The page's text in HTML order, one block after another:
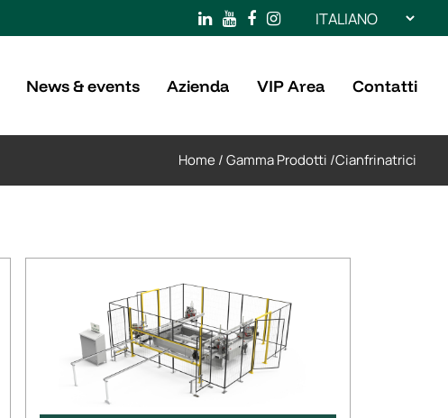
Scegli
una
lingua
News & events Azienda VIP Area Contatti
Home /Gamma Prodotti /Cianfrinatrici